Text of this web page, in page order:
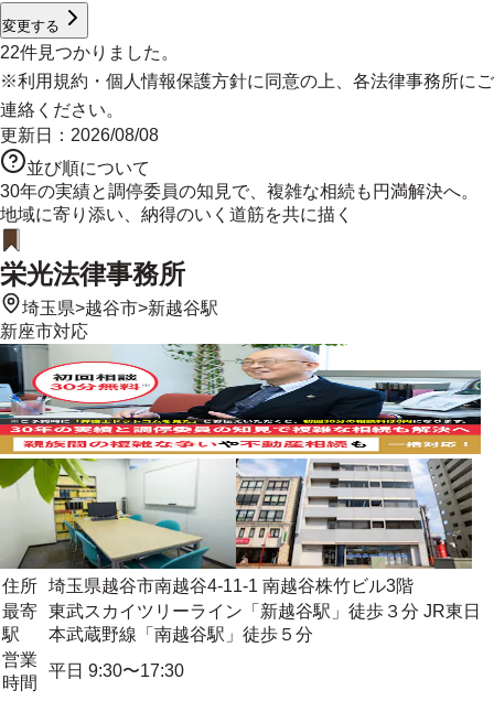
変更する
22件見つかりました。
※利用規約 ・ 個人情報保護方針に同意の上、各法律事務所にご
連絡ください。
更新日： 2026/08/08
並び順について
30年の実績と調停委員の知見で、複雑な相続も円満解決へ。
地域に寄り添い、納得のいく道筋を共に描く
栄光法律事務所
埼玉県>越谷市>新越谷駅
新座市対応
住所 埼玉県越谷市南越谷4-11-1 南越谷株竹ビル3階
最寄
駅
東武スカイツリーライン「新越谷駅」徒歩３分 JR東日
本武蔵野線「南越谷駅」徒歩５分
営業
時間
平日 9:30〜17:30